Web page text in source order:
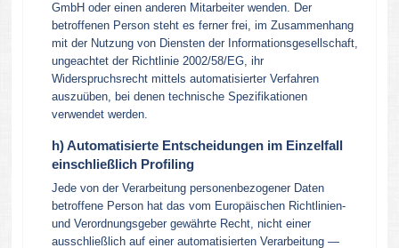
GmbH oder einen anderen Mitarbeiter wenden. Der
betroffenen Person steht es ferner frei, im Zusammenhang
mit der Nutzung von Diensten der Informationsgesellschaft,
ungeachtet der Richtlinie 2002/58/EG, ihr
Widerspruchsrecht mittels automatisierter Verfahren
auszuüben, bei denen technische Spezifikationen
verwendet werden.
h) Automatisierte Entscheidungen im Einzelfall
einschließlich Profiling
Jede von der Verarbeitung personenbezogener Daten
betroffene Person hat das vom Europäischen Richtlinien-
und Verordnungsgeber gewährte Recht, nicht einer
ausschließlich auf einer automatisierten Verarbeitung —